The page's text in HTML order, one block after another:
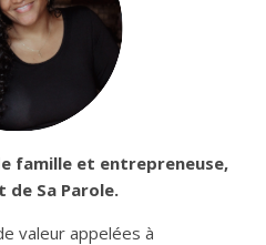
famille et entrepreneuse,
de Sa Parole.
valeur appelées à